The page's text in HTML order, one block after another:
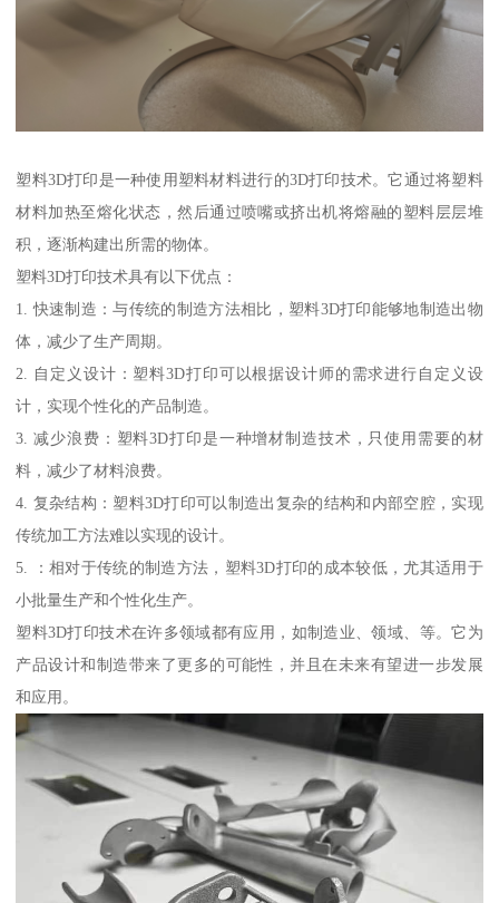
塑料3D打印是一种使用塑料材料进行的3D打印技术。它通过将塑料
材料加热至熔化状态，然后通过喷嘴或挤出机将熔融的塑料层层堆
积，逐渐构建出所需的物体。
塑料3D打印技术具有以下优点：
1. 快速制造：与传统的制造方法相比，塑料3D打印能够地制造出物
体，减少了生产周期。
2. 自定义设计：塑料3D打印可以根据设计师的需求进行自定义设
计，实现个性化的产品制造。
3. 减少浪费：塑料3D打印是一种增材制造技术，只使用需要的材
料，减少了材料浪费。
4. 复杂结构：塑料3D打印可以制造出复杂的结构和内部空腔，实现
传统加工方法难以实现的设计。
5. ：相对于传统的制造方法，塑料3D打印的成本较低，尤其适用于
小批量生产和个性化生产。
塑料3D打印技术在许多领域都有应用，如制造业、领域、等。它为
产品设计和制造带来了更多的可能性，并且在未来有望进一步发展
和应用。